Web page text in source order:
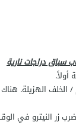
سباق دراجات نارية
الخلف الهزيلة. هناك
زر النيترو في